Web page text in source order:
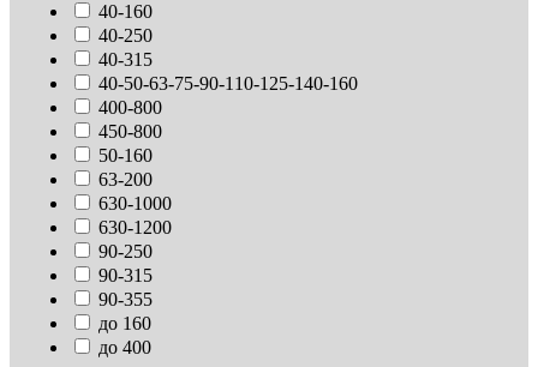
40-160
40-250
40-315
40-50-63-75-90-110-125-140-160
400-800
450-800
50-160
63-200
630-1000
630-1200
90-250
90-315
90-355
до 160
до 400